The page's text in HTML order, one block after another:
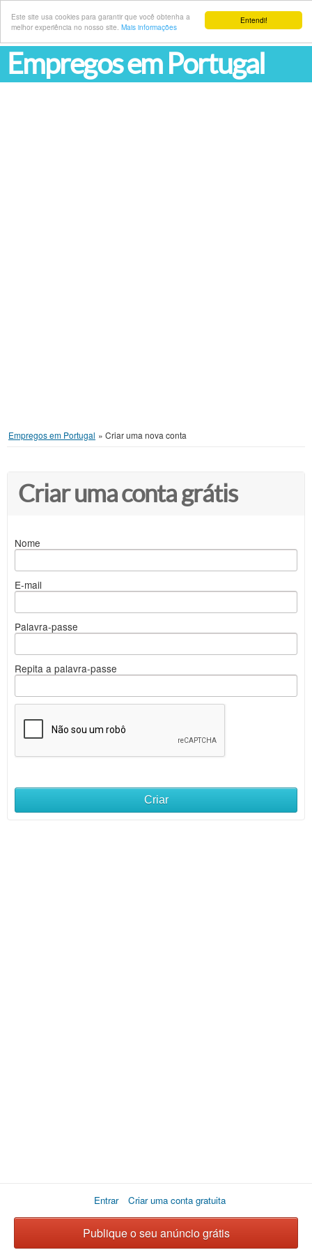
Entendi!
Este site usa cookies para garantir que você obtenha a
melhor experiência no nosso site. Mais informações
Empregos em Portugal
Empregos em Portugal » Criar uma nova conta
Criar uma conta grátis
Nome
E-mail
Palavra-passe
Repita a palavra-passe
Criar
Entrar Criar uma conta gratuita
Publique o seu anúncio grátis